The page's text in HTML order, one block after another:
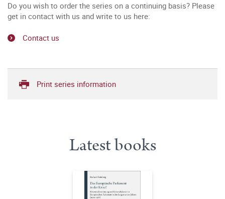
Do you wish to order the series on a continuing basis? Please
get in contact with us and write to us here:
Contact us
Print series information
Latest books